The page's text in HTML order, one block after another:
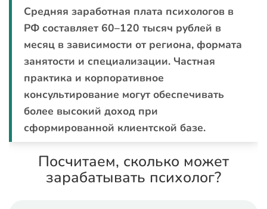
Средняя заработная плата психологов в
РФ составляет 60–120 тысяч рублей в
месяц в зависимости от региона, формата
занятости и специализации. Частная
практика и корпоративное
консультирование могут обеспечивать
более высокий доход при
сформированной клиентской базе.
Посчитаем, сколько может
зарабатывать психолог?